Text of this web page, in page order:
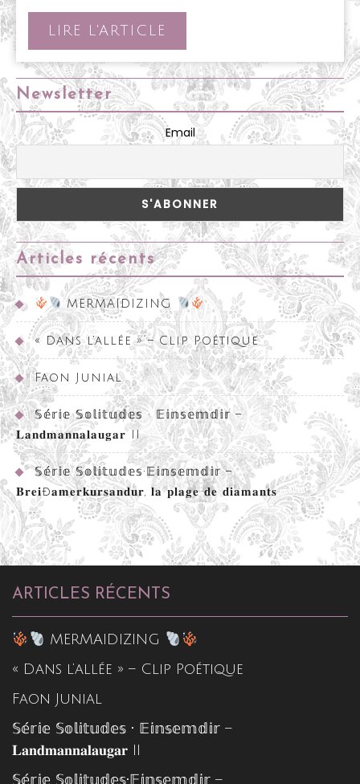
de
cadres-
vitrines
•
Triptyque
Terre
Mer
LIRE L'ARTICLE
L'ARTICLE
Newsletter
Email
Articles récents
MERMAIDIZING
« Dans l’allée » – Clip Poétique
Faon Junial
𝕊𝕖́𝕣𝕚𝕖 𝕊𝕠𝕝𝕚𝕥𝕦𝕕𝕖𝕤 • 𝔼𝕚𝕟𝕤𝕖𝕞𝕕𝕚𝕣 –
𝐋𝐚𝐧𝐝𝐦𝐚𝐧𝐧𝐚𝐥𝐚𝐮𝐠𝐚𝐫 II
𝕊𝕖́𝕣𝕚𝕖 𝕊𝕠𝕝𝕚𝕥𝕦𝕕𝕖𝕤•𝔼𝕚𝕟𝕤𝕖𝕞𝕕𝕚𝕣 –
𝐁𝐫𝐞𝐢ð𝐚𝐦𝐞𝐫𝐤𝐮𝐫𝐬𝐚𝐧𝐝𝐮𝐫, 𝐥𝐚 𝐩𝐥𝐚𝐠𝐞 𝐝𝐞 𝐝𝐢𝐚𝐦𝐚𝐧𝐭𝐬
ARTICLES RÉCENTS
MERMAIDIZING
« Dans l’allée » – Clip Poétique
Faon Junial
𝕊𝕖́𝕣𝕚𝕖 𝕊𝕠𝕝𝕚𝕥𝕦𝕕𝕖𝕤 • 𝔼𝕚𝕟𝕤𝕖𝕞𝕕𝕚𝕣 –
𝐋𝐚𝐧𝐝𝐦𝐚𝐧𝐧𝐚𝐥𝐚𝐮𝐠𝐚𝐫 II
𝕊𝕖́𝕣𝕚𝕖 𝕊𝕠𝕝𝕚𝕥𝕦𝕕𝕖𝕤•𝔼𝕚𝕟𝕤𝕖𝕞𝕕𝕚𝕣 –